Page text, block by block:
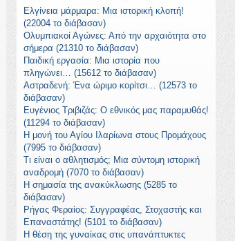
Ελγίνεια μάρμαρα: Μια ιστορική κλοπή!
(22004 το διάβασαν)
Ολυμπιακοί Αγώνες: Από την αρχαιότητα στο
σήμερα (21310 το διάβασαν)
Παιδική εργασία: Μια ιστορία που
πληγώνει… (15612 το διάβασαν)
Αστραδενή: Ένα ώριμο κορίτσι… (12573 το
διάβασαν)
Ευγένιος Τριβιζάς: Ο εθνικός μας παραμυθάς!
(11294 το διάβασαν)
Η μονή του Αγίου Ιλαρίωνα στους Προμάχους
(7995 το διάβασαν)
Τι είναι ο αθλητισμός; Μια σύντομη ιστορική
αναδρομή (7070 το διάβασαν)
Η σημασία της ανακύκλωσης (5285 το
διάβασαν)
Ρήγας Φεραίος: Συγγραφέας, Στοχαστής και
Επαναστάτης! (5101 το διάβασαν)
Η θέση της γυναίκας στις υπανάπτυκτες